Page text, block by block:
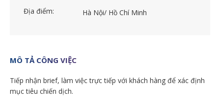
Địa điểm:
Hà Nội/ Hồ Chí Minh
MÔ TẢ CÔNG VIỆC
Tiếp nhận brief, làm việc trực tiếp với khách hàng để xác định
mục tiêu chiến dịch.